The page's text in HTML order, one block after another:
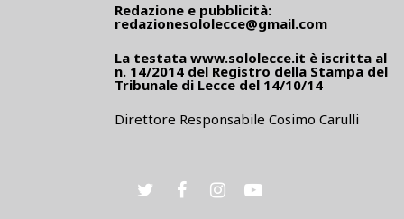
Redazione e pubblicità:
redazionesololecce@gmail.com
La testata www.sololecce.it è iscritta al
n. 14/2014 del Registro della Stampa del
Tribunale di Lecce del 14/10/14
Direttore Responsabile Cosimo Carulli